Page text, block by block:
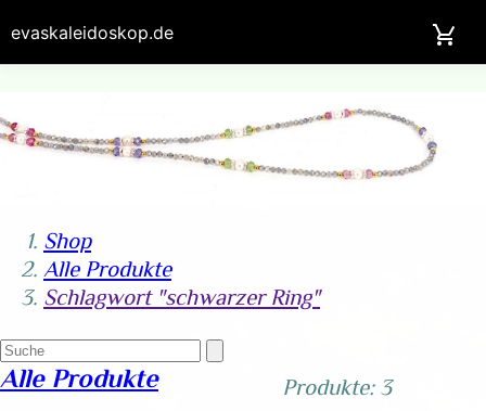
Shop
Alle Produkte
Schlagwort "schwarzer Ring"
Alle Produkte
Produkte: 3
evaskaleidoskop.de